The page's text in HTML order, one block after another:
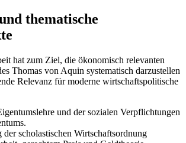
thematische
hat zum Ziel, die ökonomisch relevanten
Thomas von Aquin systematisch darzustellen
Relevanz für moderne wirtschaftspolitische
und der sozialen Verpflichtungen
der scholastischen Wirtschaftsordnung